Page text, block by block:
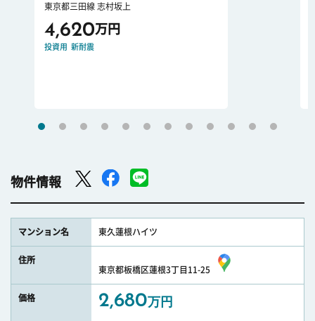
東京都三田線 志村坂上
4,620万円
投資用 新耐震
物件情報
マンション名 東久蓮根ハイツ
住所
東京都板橋区蓮根3丁目11-25
価格 2,680万円